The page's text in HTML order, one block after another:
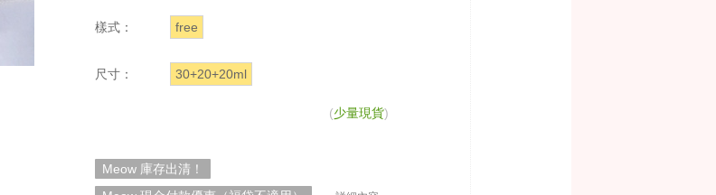
樣式： free
尺寸： 30+20+20ml
(少量現貨)
Meow 庫存出清！